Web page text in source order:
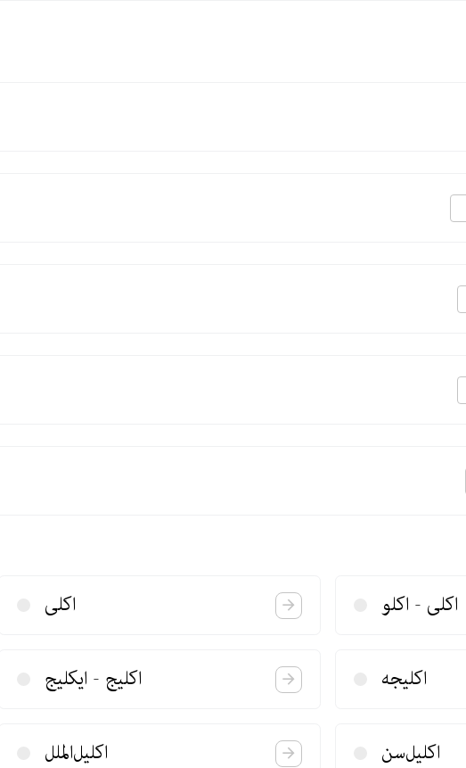
اكلی اكلی - اكلو
اكلیج - ایكلیج اكلیجه
اكلیل‌الملل اكلیل‌سن